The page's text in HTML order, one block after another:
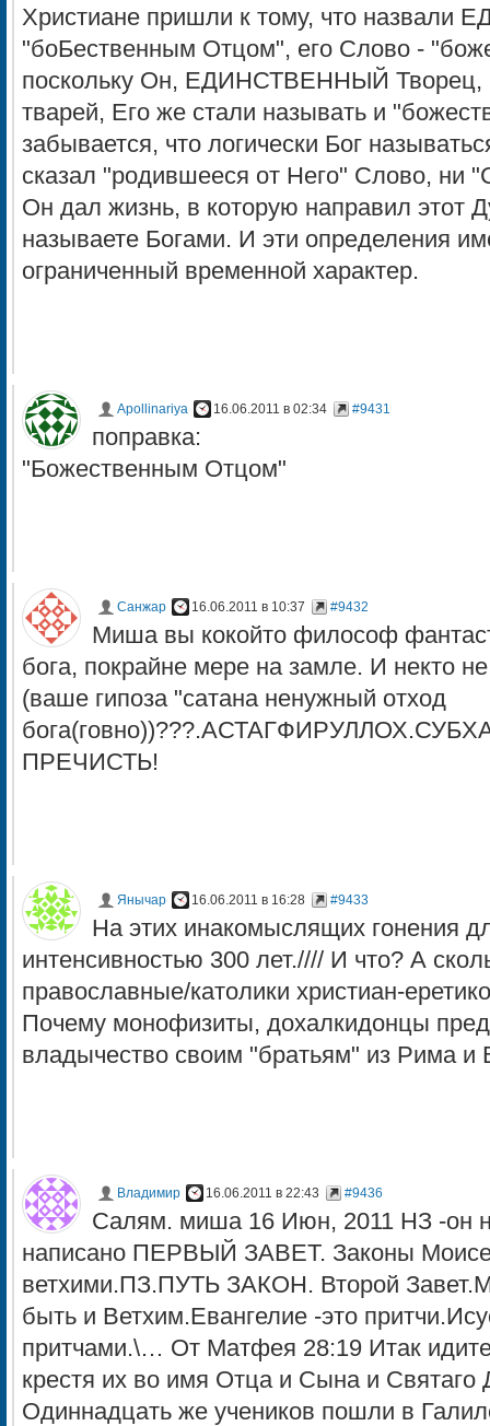
Христиане пришли к тому, что
"боБественным Отцом", его Слово -
поскольку Он, ЕДИНСТВЕННЫЙ Творец,
тварей, Его же стали называть и
забывается, что логически Бог
сказал "родившееся от Него" Слово, ни
Он дал жизнь, в которую направил этот
называете Богами. И эти определения
ограниченный временной характер.
Apollinariya 16.06.2011 в 02:34 #9431
поправка:
"Божественным Отцом"
Санжар 16.06.2011 в 10:37 #9432
Миша вы кокойто философ
бога, покрайне мере на замле. И некто
(ваше гипоза "сатaна ненужный отход
ПРЕЧИСТЬ!
Янычар 16.06.2011 в 16:28 #9433
На этих инакомыслящих гонения
интенсивностью 300 лет.//// И что? А
православные/католики христиан-
Почему монофизиты, дохалкидонцы
владычество своим "братьям" из Рима и
Владимир 16.06.2011 в 22:43 #9436
Салям. миша 16 Июн, 2011 НЗ -он
написано ПЕРВЫЙ ЗАВЕТ. Законы
ветхими.ПЗ.ПУТЬ ЗАКОН. Второй
быть и Ветхим.Евангелие -это
притчами.\… От Матфея 28:19 Итак
крестя их во имя Отца и Сына и
Одиннадцать же учеников пошли в